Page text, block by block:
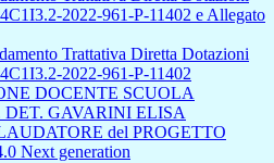
2022-961-P-11402 e Allegato
Trattativa Diretta Dotazioni
2022-961-P-11402
DOCENTE SCUOLA
DET. GAVARINI ELISA
del PROGETTO
Next generation